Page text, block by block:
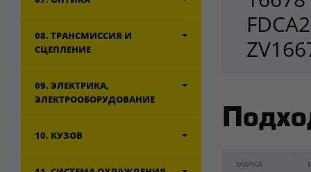
08. ТРАНСМИССИЯ И
СЦЕПЛЕНИЕ
09. ЭЛЕКТРИКА,
ЭЛЕКТРООБОРУДОВАНИЕ
10. КУЗОВ
МАРКА